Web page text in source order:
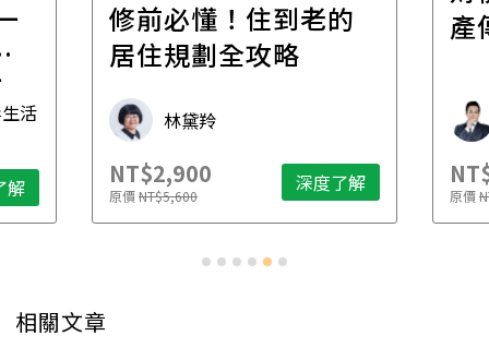
活
解
修前必懂！住到老的
居住規劃全攻略
林黛羚
NT$2,900
原價NT$5,600 深度了解
產
原價
相關文章